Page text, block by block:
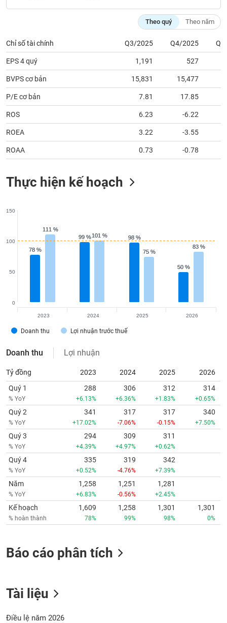
Theo quý Theo năm
Chỉ số tài chính Q3/2025 Q4/2025
EPS 4 quý 1,191 527
BVPS cơ bản 15,831 15,477
P/E cơ bản 7.81 17.85
ROS 6.23 -6.22
ROEA 3.22 -3.55
ROAA 0.73 -0.78
Thực hiện kế hoạch
78 %
78 %
99 %
99 % 98 %
98 %
50 %
50 %
111 %
111 %
101 %
101 %
75 %
75 %
83 %
83 %
Doanh thu Lợi nhuận trước thuế
0
50
100
150
2023 2024 2025 2026
Doanh thu Lợi nhuận
Tỷ đồng 2023 2024 2025
2026
Quý 1
% YoY
288
+6.13%
306
+6.36%
312
+1.83%
314
+0.65%
Quý 2
% YoY
341
+17.02%
317
-7.06%
317
-0.15%
340
+7.50%
Quý 3
% YoY
294
+4.39%
309
+4.97%
311
+0.62%
Quý 4
% YoY
335
+0.52%
319
-4.76%
342
+7.39%
Năm
% YoY
1,258
+6.83%
1,251
-0.56%
1,281
+2.45%
Kế hoạch
% hoàn thành
1,609
78%
1,258
99%
1,301
98%
1,301
0%
Báo cáo phân tích
Tài liệu
Điều lệ năm 2026